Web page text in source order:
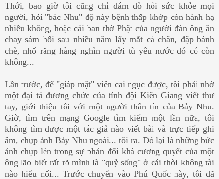
Thới, bao giờ tôi cũng chỉ dám dò hỏi sức khỏe mọi
người, hỏi "bác Nhu" độ này bệnh thấp khớp còn hành hạ
nhiều không, hoặc cái ban thờ Phật của người đàn ông ăn
chay sám hối sau nhiều năm lấy mắt cá chân, đập bánh
chè, nhổ răng hàng nghìn người tù yêu nước đó có còn
không...
Lần trước, để "giáp mặt" viên cai ngục được, tôi phải nhờ
một đại tá đương chức của tỉnh đội Kiên Giang viết thư
tay, giới thiệu tôi với một người thân tín của Bảy Nhu.
Giờ, tìm trên mạng Google tìm kiếm một lần nữa, tôi
không tìm được một tác giả nào viết bài và trực tiếp ghi
âm, chụp ảnh Bảy Nhu ngoài... tôi ra. Đó lại là những bức
ảnh chụp lén trong sự phản đối khá cương quyết của một
ông lão biết rất rõ mình là "quỷ sống" ở cái thời không tài
nào hiểu nổi... Trước chuyến vào Phú Quốc này, tôi đã